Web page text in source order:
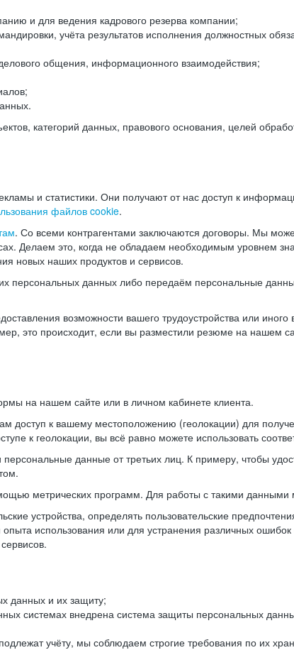
и для ведения кадрового резерва компании;
учёта результатов исполнения должностных
общения, информационного взаимодействия;
категорий данных, правового основания, целей
и статистики. Они получают от нас доступ к
файлов cookie.
. Со всеми контрагентами заключаются договоры. Мы
Делаем это, когда не обладаем необходимым уровнем
новых наших продуктов и сервисов.
персональных данных либо передаём персональные
возможности вашего трудоустройства или
это происходит, если вы разместили резюме на нашем
на нашем сайте или в личном кабинете клиента.
доступ к вашему местоположению (геолокации) для
к геолокации, вы всё равно можете использовать
данные от третьих лиц. К примеру, чтобы
метрических программ. Для работы с такими
устройства, определять пользовательские
использования или для устранения различных
данных и их защиту;
системах внедрена система защиты персональных
учёту, мы соблюдаем строгие требования по их